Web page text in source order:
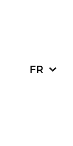
FR